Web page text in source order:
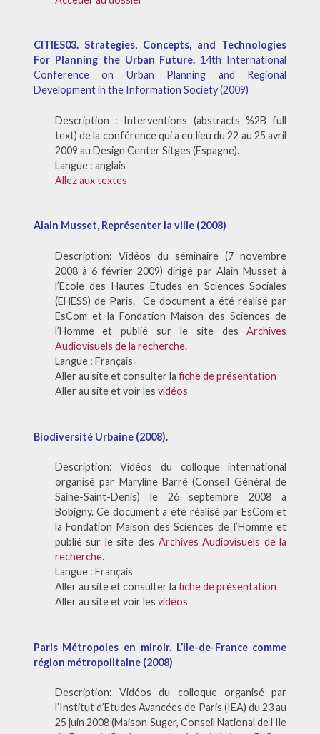
CITIES03. Strategies, Concepts, and Technologies
For Planning the Urban Future. 14th International
Conference on Urban Planning and Regional
Development in the Information Society (2009)
Description : Interventions (abstracts %2B full
text) de la conférence qui a eu lieu du 22 au 25 avril
2009 au Design Center Sitges (Espagne).
Langue : anglais
Allez aux textes
Alain Musset, Représenter la ville (2008)
Description: Vidéos du séminaire (7 novembre
2008 à 6 février 2009) dirigé par Alain Musset à
l’Ecole des Hautes Etudes en Sciences Sociales
(EHESS) de Paris. Ce document a été réalisé par
EsCom et la Fondation Maison des Sciences de
l’Homme et publié sur le site desArchives
Audiovisuels de la recherche.
Langue : Français
Aller au site et consulter la fiche de présentation
Aller au site et voir les vidéos
Biodiversité Urbaine (2008).
Description: Vidéos du colloque international
organisé par Maryline Barré (Conseil Général de
Saine-Saint-Denis) le 26 septembre 2008 à
Bobigny. Ce document a été réalisé par EsCom et
la Fondation Maison des Sciences de l’Homme et
publié sur le site des Archives Audiovisuels de la
recherche.
Langue : Français
Aller au site et consulter la fiche de présentation
Aller au site et voir les vidéos
Paris Métropoles en miroir. L’Ile-de-France comme
région métropolitaine (2008)
Description: Vidéos du colloque organisé par
l’Institut d’Etudes Avancées de Paris (IEA) du 23 au
25 juin 2008 (Maison Suger, Conseil National de l’Ile